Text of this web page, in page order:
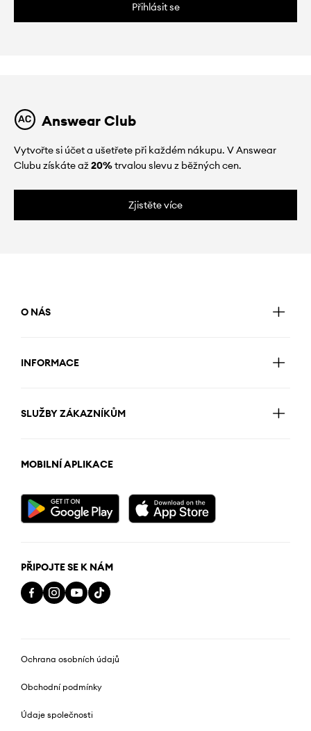
Přihlásit se
Answear Club
Vytvořte si účet a ušetřete při každém nákupu. V Answear
Clubu získáte až20%trvalou slevu z běžných cen.
Zjistěte více
O NÁS
INFORMACE
SLUŽBY ZÁKAZNÍKŮM
MOBILNÍ APLIKACE
PŘIPOJTE SE K NÁM
Ochrana osobních údajů
Obchodní podmínky
Údaje společnosti